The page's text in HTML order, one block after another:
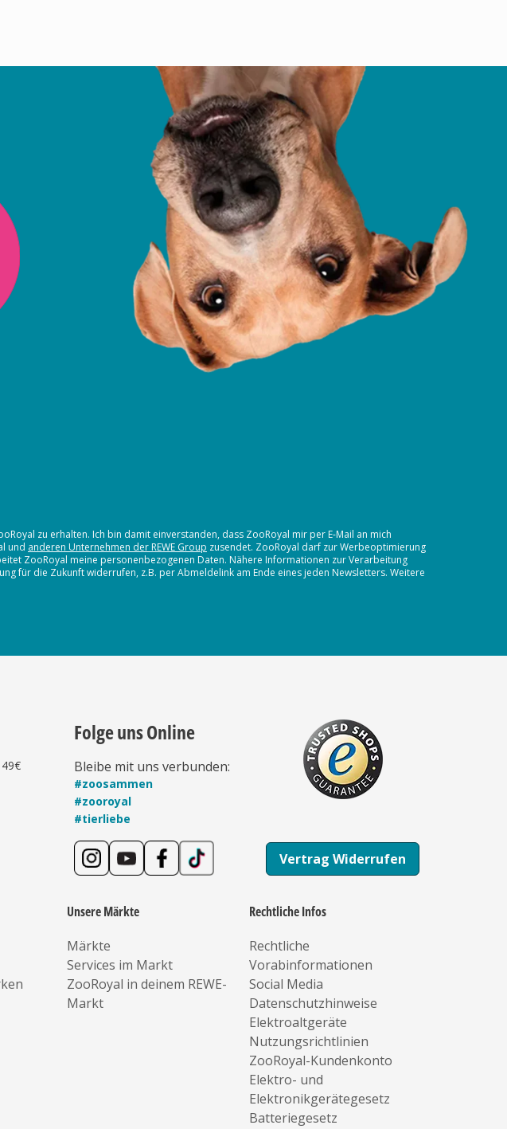
zu erhalten. Ich bin damit einverstanden, dass ZooRoyal mir per E-Mail an mich
und anderen Unternehmen der REWE Group zusendet. ZooRoyal darf zur Werbeoptimierung
ZooRoyal meine personenbezogenen Daten. Nähere Informationen zur Verarbeitung
für die Zukunft widerrufen, z.B. per Abmeldelink am Ende eines jeden Newsletters. Weitere
Folge uns Online
Bleibe mit uns verbunden:
#zoosammen
#zooroyal
#tierliebe
Vertrag Widerrufen
Unsere Märkte
Märkte
Services im Markt
ZooRoyal in deinem REWE-
Markt
Rechtliche Infos
Rechtliche
Vorabinformationen
Social Media
Datenschutzhinweise
Elektroaltgeräte
Nutzungsrichtlinien
ZooRoyal-Kundenkonto
Elektro- und
Elektronikgerätegesetz
Batteriegesetz